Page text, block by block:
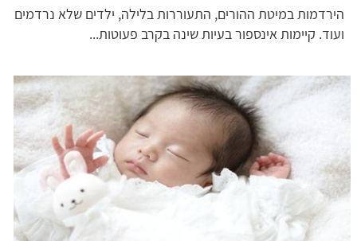
הירדמות במיטת ההורים, התעוררות בלילה, ילדים שלא נרדמים
ועוד. קיימות אינספור בעיות שינה בקרב פעוטות...